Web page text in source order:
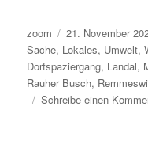
Autor
zoom
Veröffentlicht
am
21. November
Sache, Lokales, Umwelt,
Dorfspaziergang, Landal,
Rauher Busch,
Schreibe einen